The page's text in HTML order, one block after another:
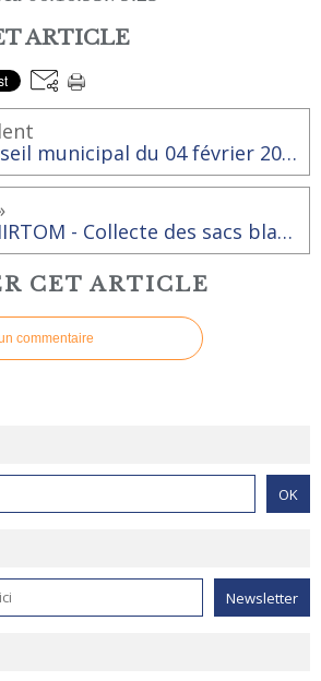
ARTICLE
Réunion du conseil municipal du 04 février 2020
Information SMIRTOM - Collecte des sacs blancs.
CET ARTICLE
commentaire